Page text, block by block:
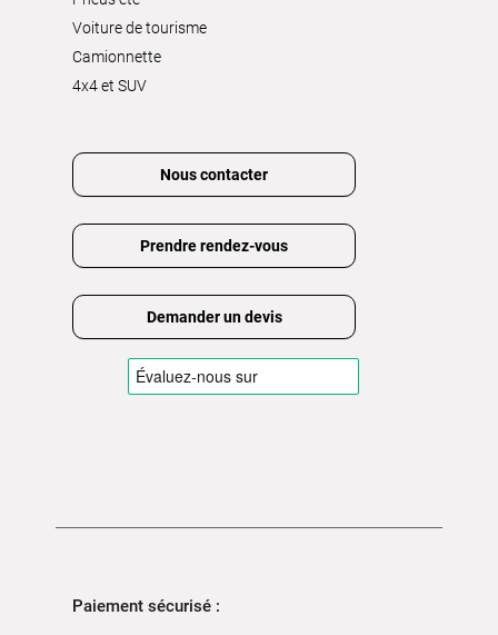
Voiture de tourisme
Camionnette
4x4 et SUV
Nous contacter
Prendre rendez-vous
Demander un devis
Paiement sécurisé :